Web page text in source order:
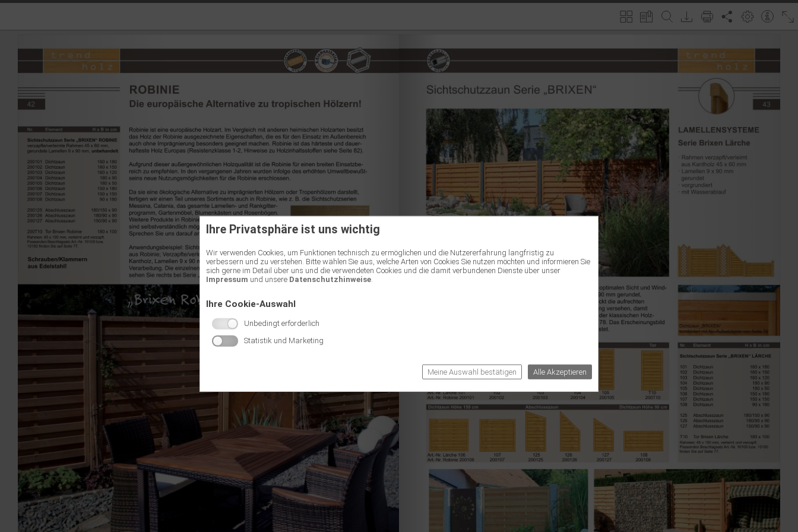
Ihre Privatsphäre ist uns wichtig
Wir verwenden Cookies, um Funktionen technisch zu ermöglichen und die Nutzererfahrung langfristig zu
verbessern und zu verstehen. Bitte wählen Sie aus, welche Arten von Cookies Sie nutzen möchten und informieren Sie
sich gerne im Detail über uns und die verwendeten Cookies und die damit verbundenen Dienste über unser
Impressum und unsere Datenschutzhinweise
Ihre Cookie-Auswahl
Unbedingt erforderlich
Statistik und Marketing
Meine Auswahl bestätigen Alle Akzeptieren